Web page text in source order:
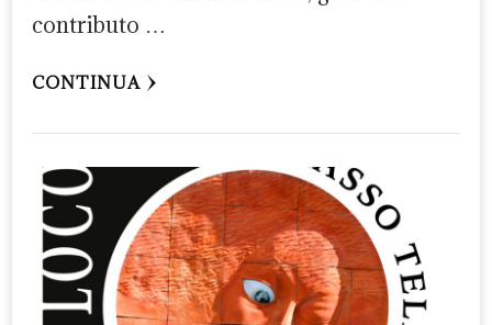
contributo …
CONTINUA